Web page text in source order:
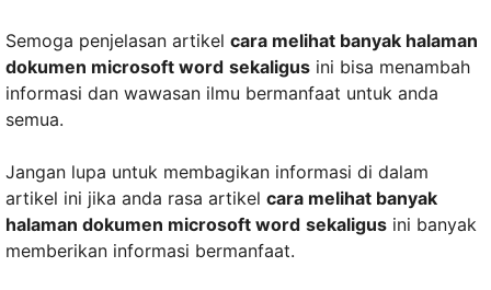
Semoga penjelasan artikel cara melihat banyak halaman
dokumen microsoft word sekaligus ini bisa menambah
informasi dan wawasan ilmu bermanfaat untuk anda
semua.
Jangan lupa untuk membagikan informasi di dalam
artikel ini jika anda rasa artikel cara melihat banyak
halaman dokumen microsoft word sekaligus ini banyak
memberikan informasi bermanfaat.